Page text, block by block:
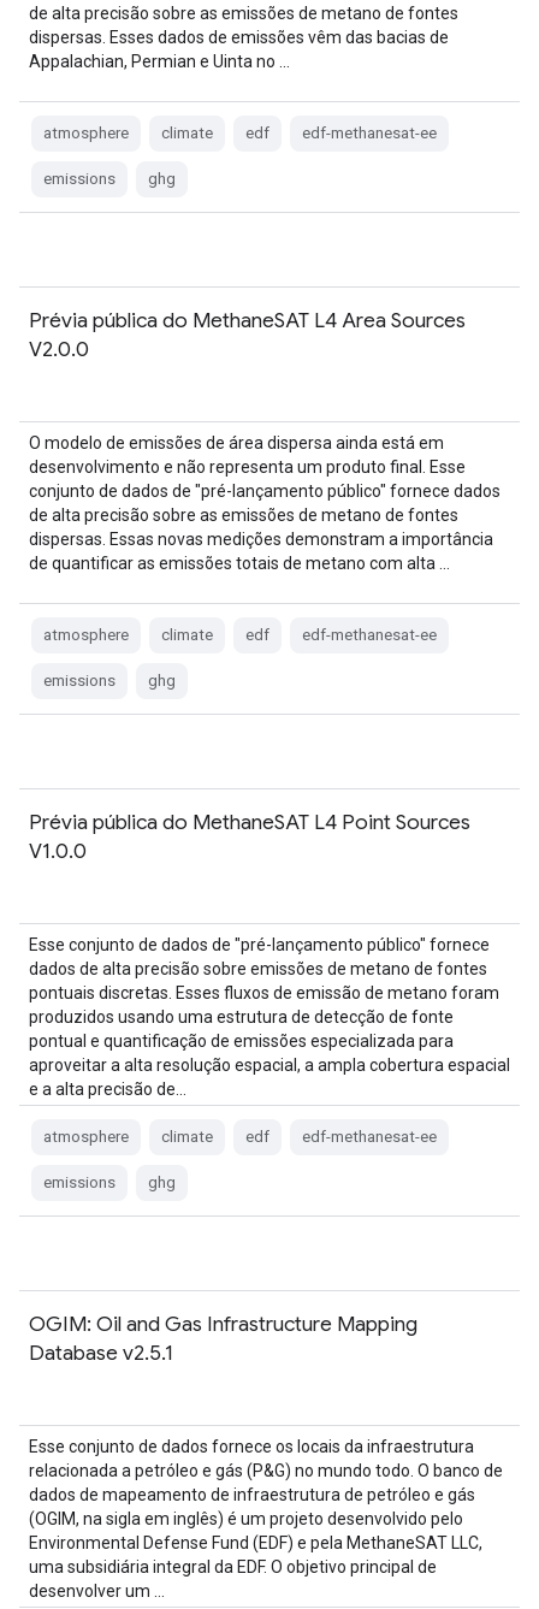
de alta precisão sobre as emissões de metano de fontes
dispersas. Esses dados de emissões vêm das bacias de
Appalachian, Permian e Uinta no …
atmosphere climate edf edf-methanesat-ee
emissions ghg
Prévia pública do MethaneSAT L4 Area Sources
V2.0.0
O modelo de emissões de área dispersa ainda está em
desenvolvimento e não representa um produto final. Esse
conjunto de dados de "pré-lançamento público" fornece dados
de alta precisão sobre as emissões de metano de fontes
dispersas. Essas novas medições demonstram a importância
de quantificar as emissões totais de metano com alta …
atmosphere climate edf edf-methanesat-ee
emissions ghg
Prévia pública do MethaneSAT L4 Point Sources
V1.0.0
Esse conjunto de dados de "pré-lançamento público" fornece
dados de alta precisão sobre emissões de metano de fontes
pontuais discretas. Esses fluxos de emissão de metano foram
produzidos usando uma estrutura de detecção de fonte
pontual e quantificação de emissões especializada para
aproveitar a alta resolução espacial, a ampla cobertura espacial
e a alta precisão de…
atmosphere climate edf edf-methanesat-ee
emissions ghg
OGIM: Oil and Gas Infrastructure Mapping
Database v2.5.1
Esse conjunto de dados fornece os locais da infraestrutura
relacionada a petróleo e gás (P&G) no mundo todo. O banco de
dados de mapeamento de infraestrutura de petróleo e gás
(OGIM, na sigla em inglês) é um projeto desenvolvido pelo
Environmental Defense Fund (EDF) e pela MethaneSAT LLC,
uma subsidiária integral da EDF. O objetivo principal de
desenvolver um …